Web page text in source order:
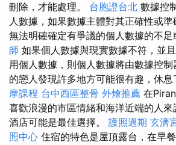
刪除，才能處理。 台胞證台北 數據控
人數據，如果數據主體對其正確性或
無法明確確定有爭議的個人數據的不足
師 如果個人數據與現實數據不符，並
用個人數據，則個人數據將由數據控
的戀人發現許多地方可能很有趣，休息
摩課程 台中西區整骨 外燴推薦 在
喜歡浪漫的市區情緒和海洋近端的人
酒店可能是最佳選擇。 護照過期 玄濟
照中心 住宿的特色是屋頂露台，在早